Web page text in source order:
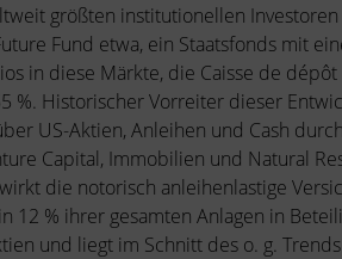
größten institutionellen
Fund etwa, ein Staatsfonds mit
in diese Märkte, die Caisse de
%. Historischer Vorreiter dieser
US-Aktien, Anleihen und Cash
Capital, Immobilien und Natural
die notorisch anleihenlastige
12 % ihrer gesamten Anlagen in
und liegt im Schnitt des o. g.